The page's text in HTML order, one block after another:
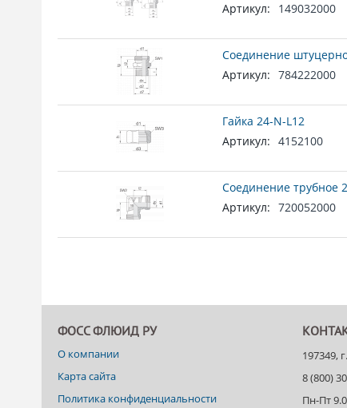
Артикул:
149032000
Соединение
Артикул: 784222000
Гайка 24-N-L12
Артикул: 4152100
Соединение трубное
Артикул: 720052000
ФОСС ФЛЮИД РУ
О компании
Карта сайта
Политика конфиденциальности
197349,
8 (800)
Пн-Пт